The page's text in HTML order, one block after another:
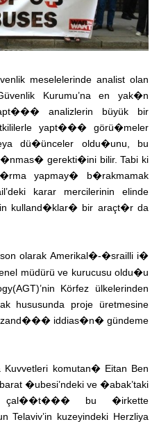
meselelerinde analist olan
Kurumu’na en yak�n
analizlerin büyük bir
yapt��� görü�meler
dü�ünceler oldu�unu, bu
gerekti�ini bilir. Tabi ki
yapmay� b�rakmamak
karar mercilerinin elinde
kulland�klar� bir araçt�r da
olarak Amerikal�-�srailli i�
müdürü ve kurucusu oldu�u
Körfez ülkelerinden
hususunda proje üretmesine
iddias�n� gündeme
komutan� Eitan Ben
�ubesi’ndeki ve �abak’taki
çal��t��� bu �irkette
kuzeyindeki Herzliya